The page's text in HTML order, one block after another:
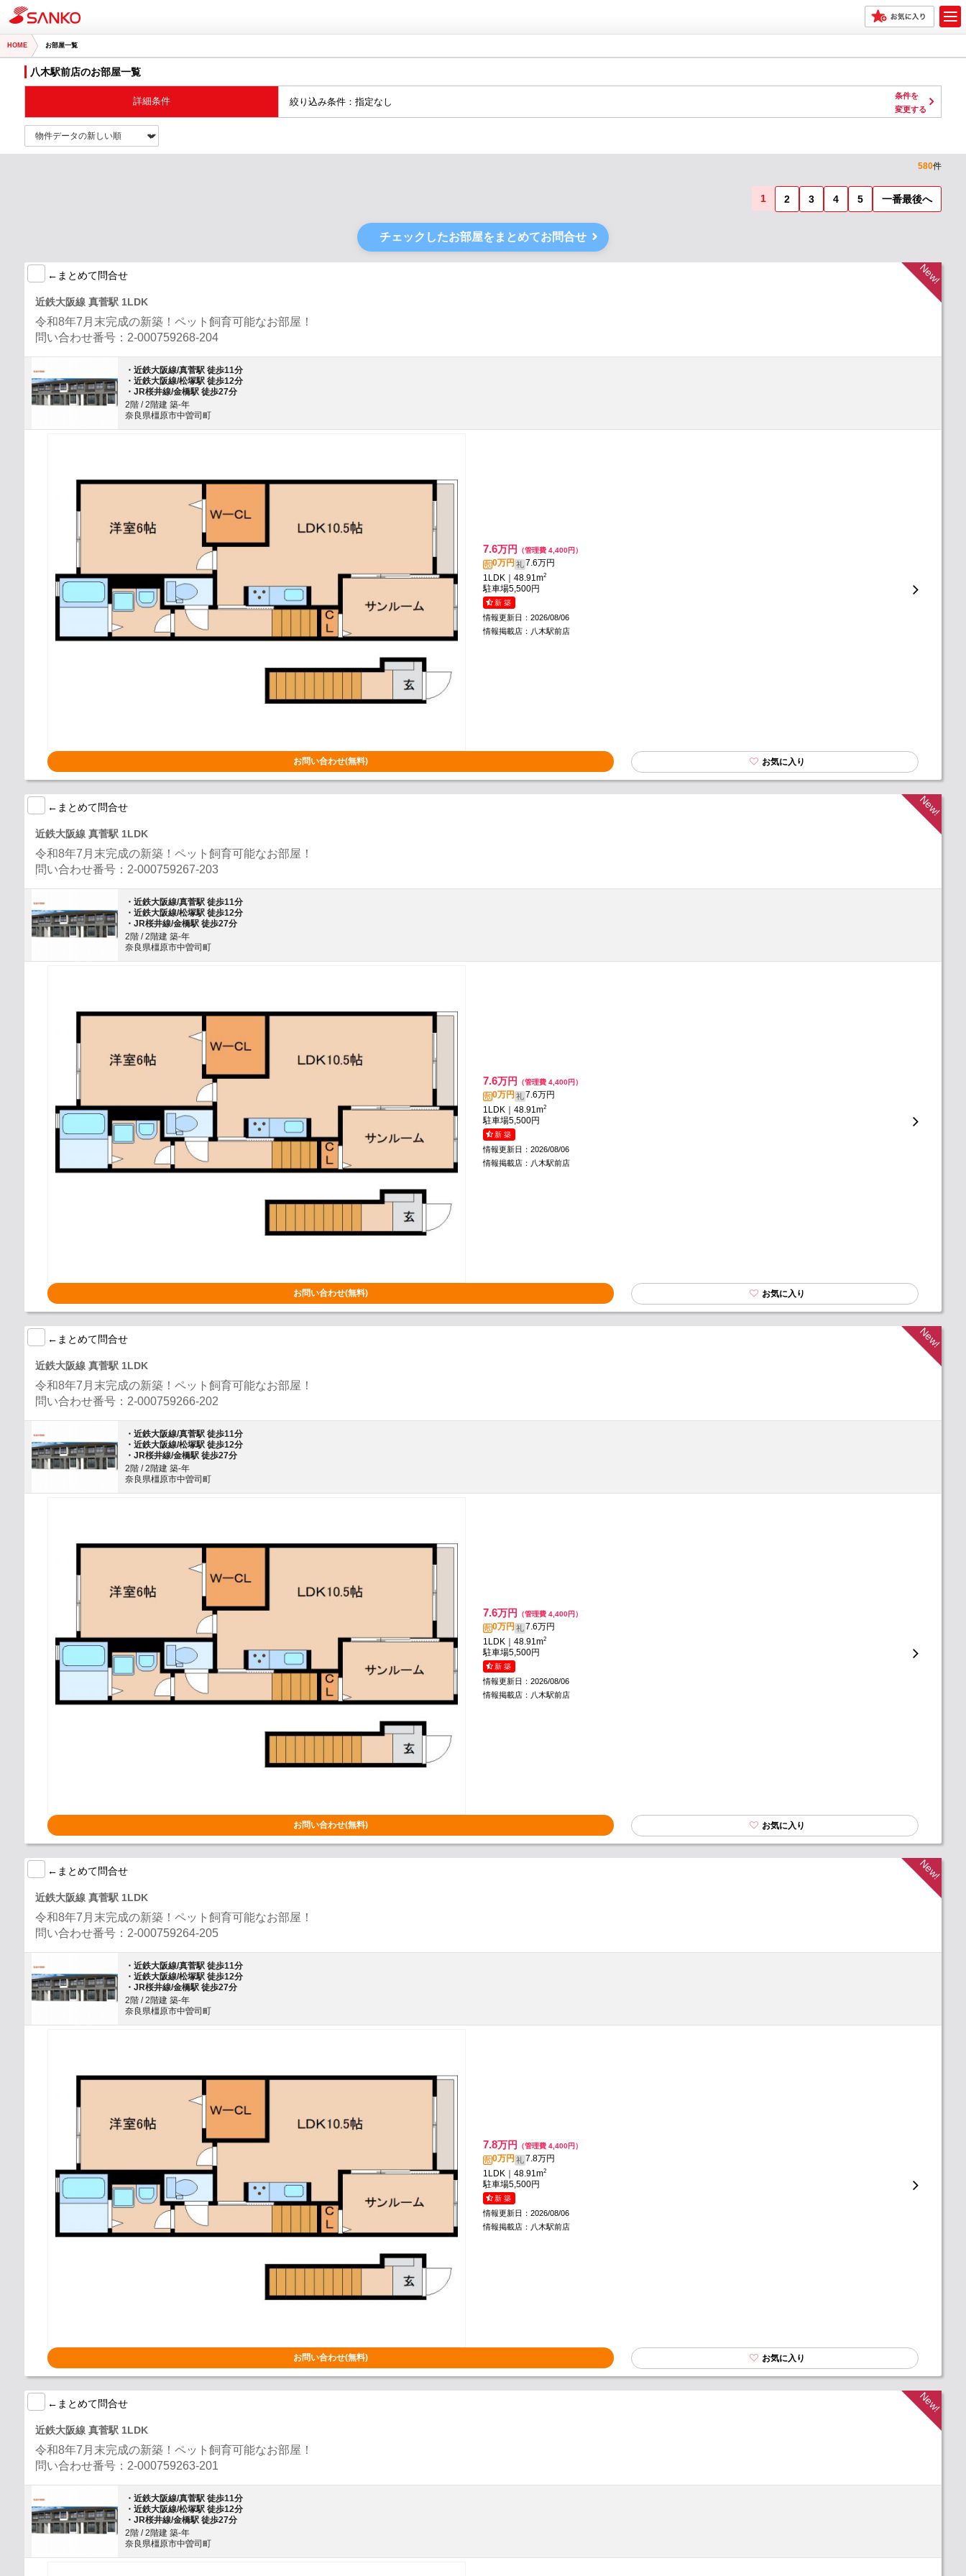
HOME お部屋一覧
八木駅前店のお部屋一覧
詳細条件 絞り込み条件：指定なし
条件を
変更する
580件
1 2 3 4 5 一番最後へ
チェックしたお部屋をまとめてお問合せ
←まとめて問合せ
近鉄大阪線 真菅駅 1LDK
令和8年7月末完成の新築！ペット飼育可能なお部屋！
問い合わせ番号：2-000759268-204
・近鉄大阪線/真菅駅 徒歩11分
・近鉄大阪線/松塚駅 徒歩12分
・JR桜井線/金橋駅 徒歩27分
2階 / 2階建 築-年
奈良県橿原市中曽司町
7.6万円 （管理費 4,400円）
敷0万円 礼7.6万円
1LDK｜48.91m2
駐車場5,500円
新 築
情報更新日：2026/08/06
情報掲載店：八木駅前店
お問い合わせ(無料) お気に入り
←まとめて問合せ
近鉄大阪線 真菅駅 1LDK
令和8年7月末完成の新築！ペット飼育可能なお部屋！
問い合わせ番号：2-000759267-203
・近鉄大阪線/真菅駅 徒歩11分
・近鉄大阪線/松塚駅 徒歩12分
・JR桜井線/金橋駅 徒歩27分
2階 / 2階建 築-年
奈良県橿原市中曽司町
7.6万円 （管理費 4,400円）
敷0万円 礼7.6万円
1LDK｜48.91m2
駐車場5,500円
新 築
情報更新日：2026/08/06
情報掲載店：八木駅前店
お問い合わせ(無料) お気に入り
←まとめて問合せ
近鉄大阪線 真菅駅 1LDK
令和8年7月末完成の新築！ペット飼育可能なお部屋！
問い合わせ番号：2-000759266-202
・近鉄大阪線/真菅駅 徒歩11分
・近鉄大阪線/松塚駅 徒歩12分
・JR桜井線/金橋駅 徒歩27分
2階 / 2階建 築-年
奈良県橿原市中曽司町
7.6万円 （管理費 4,400円）
敷0万円 礼7.6万円
1LDK｜48.91m2
駐車場5,500円
新 築
情報更新日：2026/08/06
情報掲載店：八木駅前店
お問い合わせ(無料) お気に入り
←まとめて問合せ
近鉄大阪線 真菅駅 1LDK
令和8年7月末完成の新築！ペット飼育可能なお部屋！
問い合わせ番号：2-000759264-205
・近鉄大阪線/真菅駅 徒歩11分
・近鉄大阪線/松塚駅 徒歩12分
・JR桜井線/金橋駅 徒歩27分
2階 / 2階建 築-年
奈良県橿原市中曽司町
7.8万円 （管理費 4,400円）
敷0万円 礼7.8万円
1LDK｜48.91m2
駐車場5,500円
新 築
情報更新日：2026/08/06
情報掲載店：八木駅前店
お問い合わせ(無料) お気に入り
←まとめて問合せ
近鉄大阪線 真菅駅 1LDK
令和8年7月末完成の新築！ペット飼育可能なお部屋！
問い合わせ番号：2-000759263-201
・近鉄大阪線/真菅駅 徒歩11分
・近鉄大阪線/松塚駅 徒歩12分
・JR桜井線/金橋駅 徒歩27分
2階 / 2階建 築-年
奈良県橿原市中曽司町